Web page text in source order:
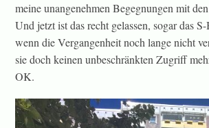
meine unangenehmen Begegnungen mit
Und jetzt ist das recht gelassen, sogar das
wenn die Vergangenheit noch lange nicht
sie doch keinen unbeschränkten Zugriff
OK.